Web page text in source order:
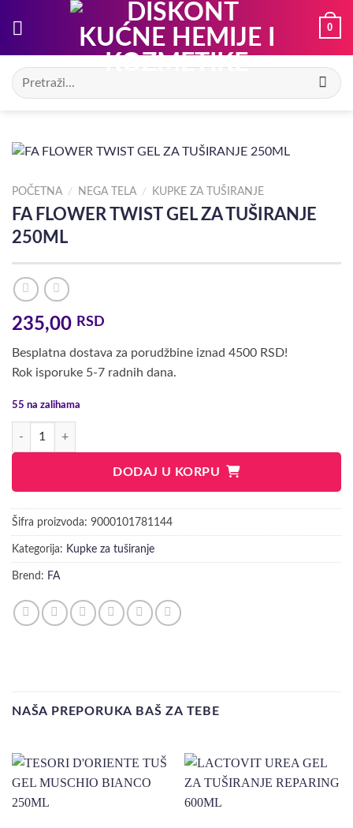
0
Pretraga
za:
POČETNA / NEGA TELA / KUPKE ZA TUŠIRANJE
FA FLOWER TWIST GEL ZA TUŠIRANJE
250ML
235,00 RSD
Besplatna dostava za porudžbine iznad 4500 RSD!
Rok isporuke 5-7 radnih dana.
55 na zalihama
FA FLOWER TWIST GEL ZA TUŠIRANJE 250ML količina
DODAJ U KORPU
Šifra proizvoda: 9000101781144
Kategorija: Kupke za tuširanje
Brend: FA
NAŠA PREPORUKA BAŠ ZA TEBE